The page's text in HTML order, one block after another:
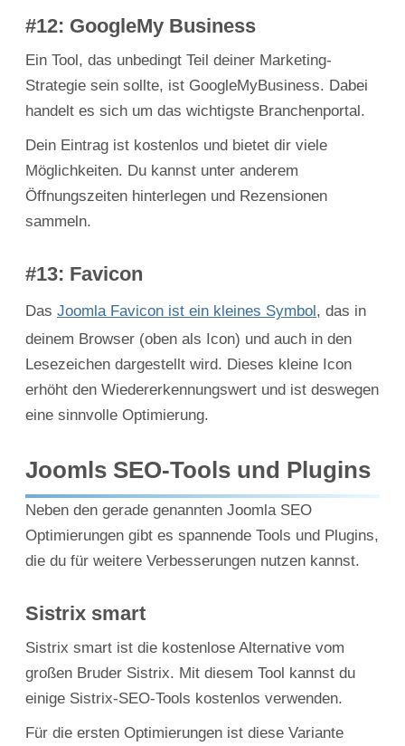
#12: GoogleMy Business
Ein Tool, das unbedingt Teil deiner Marketing-
Strategie sein sollte, ist GoogleMyBusiness. Dabei
handelt es sich um das wichtigste Branchenportal.
Dein Eintrag ist kostenlos und bietet dir viele
Möglichkeiten. Du kannst unter anderem
Öffnungszeiten hinterlegen und Rezensionen
sammeln.
#13: Favicon
Das Joomla Favicon ist ein kleines Symbol, das in
deinem Browser (oben als Icon) und auch in den
Lesezeichen dargestellt wird. Dieses kleine Icon
erhöht den Wiedererkennungswert und ist deswegen
eine sinnvolle Optimierung.
Joomls SEO-Tools und Plugins
Neben den gerade genannten Joomla SEO
Optimierungen gibt es spannende Tools und Plugins,
die du für weitere Verbesserungen nutzen kannst.
Sistrix smart
Sistrix smart ist die kostenlose Alternative vom
großen Bruder Sistrix. Mit diesem Tool kannst du
einige Sistrix-SEO-Tools kostenlos verwenden.
Für die ersten Optimierungen ist diese Variante